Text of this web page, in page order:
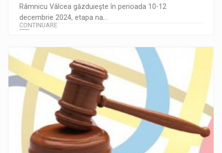
Râmnicu Vâlcea găzduieşte în perioada 10-12
decembrie 2024, etapa na...
CONTINUARE